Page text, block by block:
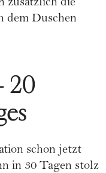
zusätzlich die
dem Duschen
20
schon jetzt
in 30 Tagen stolz